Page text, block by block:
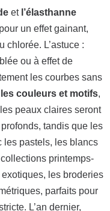
et l’élasthanne
un effet gainant,
chlorée. L’astuce :
ou à effet de
les courbes sans
couleurs et motifs,
peaux claires seront
tandis que les
les pastels, les blancs
printemps-
les broderies
parfaits pour
L’an dernier,